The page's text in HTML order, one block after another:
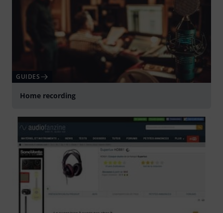
GUIDES
Home recording